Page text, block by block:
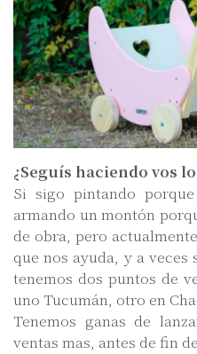
¿Seguís haciendo vos
Si sigo pintando
armando un montón
de obra, pero
que nos ayuda, y a
tenemos dos puntos de
uno Tucumán, otro en
Tenemos ganas de
ventas mas, antes de fin